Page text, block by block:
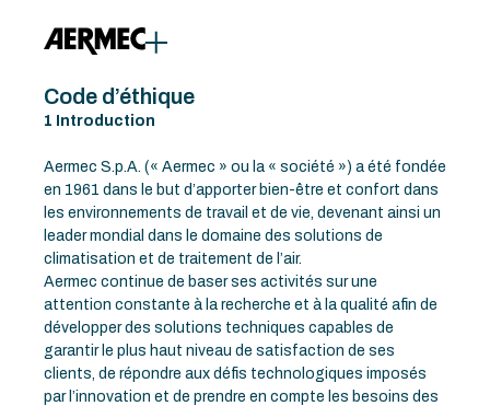
principal
Code d’éthique
1 Introduction
Aermec S.p.A. (« Aermec » ou la « société ») a été fondée
en 1961 dans le but d’apporter bien-être et confort dans
les environnements de travail et de vie, devenant ainsi un
leader mondial dans le domaine des solutions de
climatisation et de traitement de l’air.
Aermec continue de baser ses activités sur une
attention constante à la recherche et à la qualité afin de
développer des solutions techniques capables de
garantir le plus haut niveau de satisfaction de ses
clients, de répondre aux défis technologiques imposés
par l’innovation et de prendre en compte les besoins des